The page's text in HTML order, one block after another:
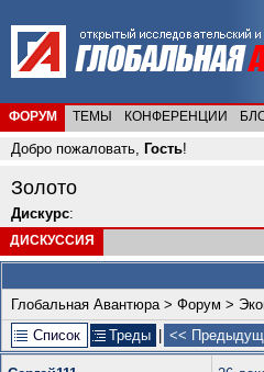
ФОРУМ ТЕМЫ КОНФЕРЕНЦИИ
Добро пожаловать, Гость!
Золото
Дискурс:
ДИСКУССИЯ
Глобальная Авантюра> Форум >
Список
Треды <<